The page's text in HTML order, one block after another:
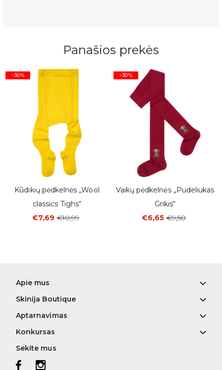
Panašios prekės
Kūdikių pėdkelnės „Wool
classics Tighs“
€7,69 €10,99
−30%
Vaikų pėdkelnės „Pudeliukas
Grikis“
€6,65 €9,50
−30%
Apie mus
Skinija Boutique
Aptarnavimas
Konkursas
Sekite mus